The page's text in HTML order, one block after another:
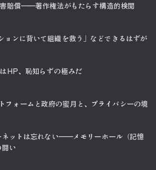
賠償――著作権法がもたらす構造的検閲
ョンに背いて組織を救う」などできるはずが
HP、恥知らずの極みだ
フォームと政府の蜜月と、プライバシーの境
ネットは忘れない――メモリーホール（記憶
い